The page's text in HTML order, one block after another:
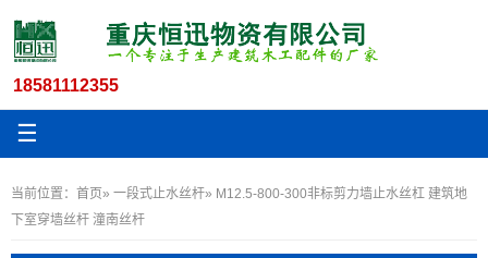
18581112355
☰
当前位置： 首页» 一段式止水丝杆» M12.5-800-300非标剪力墙止水丝杠 建筑地
下室穿墙丝杆 潼南丝杆